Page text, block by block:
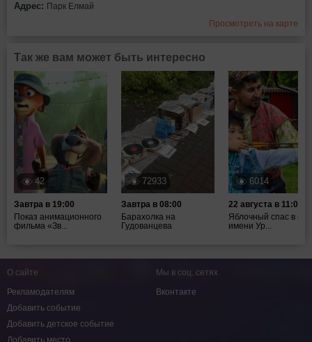
Адрес: Парк Елмай
Просмотреть на карте
Так же вам может быть интересно
42
Завтра в 19:00
Показ анимационного
фильма «Зв...
72933
Завтра в 08:00
Барахолка на
Гудованцева
6014
22 августа в 11:00
Яблочный спас в
имени Ур...
О сайте
Рекламодателям
Добавить событие
Добавить детское событие
Добавить место
Мы в соц. сетях
Вконтакте